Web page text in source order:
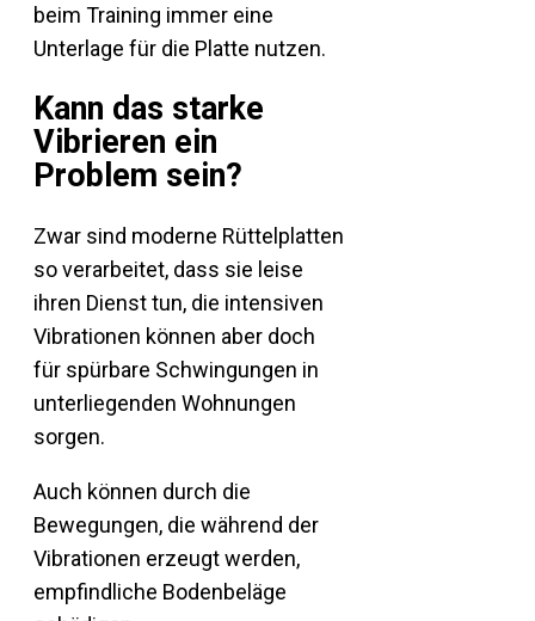
beim Training immer eine
Unterlage für die Platte nutzen.
Kann das starke
Vibrieren ein
Problem sein?
Zwar sind moderne Rüttelplatten
so verarbeitet, dass sie leise
ihren Dienst tun, die intensiven
Vibrationen können aber doch
für spürbare Schwingungen in
unterliegenden Wohnungen
sorgen.
Auch können durch die
Bewegungen, die während der
Vibrationen erzeugt werden,
empfindliche Bodenbeläge